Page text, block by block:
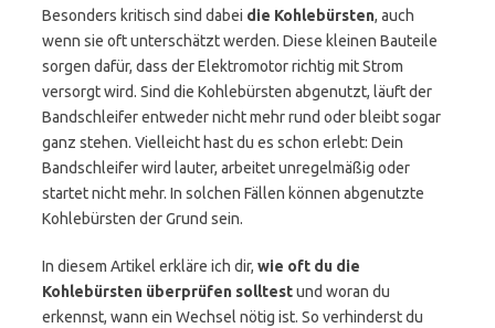
Besonders kritisch sind dabei die Kohlebürsten, auch
wenn sie oft unterschätzt werden. Diese kleinen Bauteile
sorgen dafür, dass der Elektromotor richtig mit Strom
versorgt wird. Sind die Kohlebürsten abgenutzt, läuft der
Bandschleifer entweder nicht mehr rund oder bleibt sogar
ganz stehen. Vielleicht hast du es schon erlebt: Dein
Bandschleifer wird lauter, arbeitet unregelmäßig oder
startet nicht mehr. In solchen Fällen können abgenutzte
Kohlebürsten der Grund sein.
In diesem Artikel erkläre ich dir, wie oft du die
Kohlebürsten überprüfen solltestund woran du
erkennst, wann ein Wechsel nötig ist. So verhinderst du